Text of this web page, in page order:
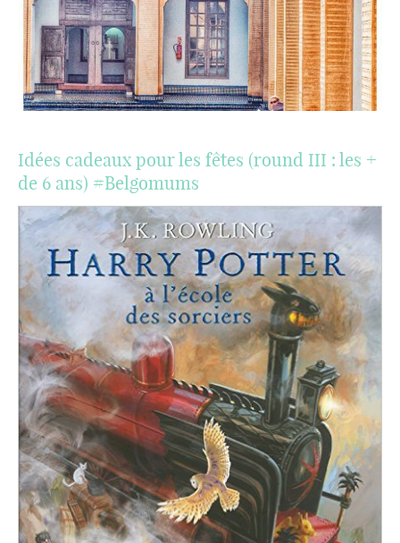
Idées cadeaux pour les fêtes (round III : les +
de 6 ans) #Belgomums